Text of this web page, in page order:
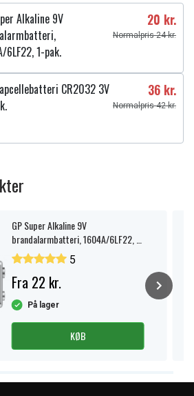
x 16 mm x 0,8 mm
af egenskaberne
Alkaline 9V
6LF22, 1-pak.
20 kr.
Normalpris 24 kr.
CR2032 3V
36 kr.
Normalpris 42 kr.
GP Super Alkaline 9V
brandalarmbatteri, 1604A/6LF22, 1-
pak.
5
Fra 22 kr.
På lager
KØB